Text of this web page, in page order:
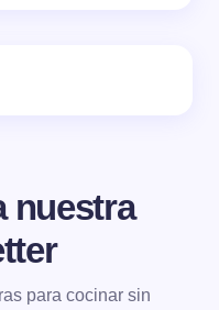
nuestra
para cocinar sin